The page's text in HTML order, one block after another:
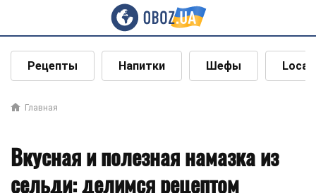
Рецепты Напитки Шефы Local
Главная
Вкусная и полезная намазка из
сельди: делимся рецептом